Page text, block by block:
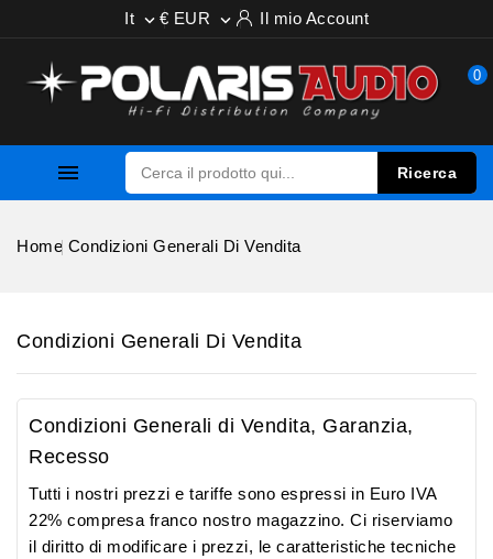
It  € EUR  Il mio Account
0
 Ricerca
Home Condizioni Generali Di Vendita
Condizioni Generali Di Vendita
Condizioni Generali di Vendita, Garanzia,
Recesso
Tutti i nostri prezzi e tariffe sono espressi in Euro IVA
22% compresa franco nostro magazzino. Ci riserviamo
il diritto di modificare i prezzi, le caratteristiche tecniche